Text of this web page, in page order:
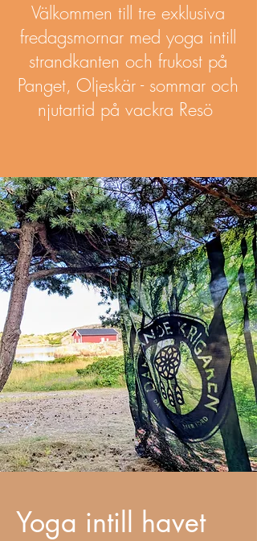
Välkommen till tre exklusiva
fredagsmornar med yoga intill
strandkanten och frukost på
Panget, Oljeskär - sommar och
njutartid på vackra Resö
Yoga intill havet